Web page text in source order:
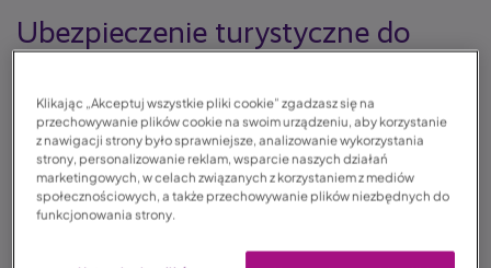
Ubezpieczenie turystyczne do
Położona w sercu Ameryki Południowej Boliwia nie
jest oczywistym celem turystycznym. Dla
wytrawnego podróżnika będzie jednak stanowić
prawdziwą gratkę, pozwalając odkryć zapierające
dech w piersiach krajobrazy i niezwykle bogatą, choć
Klikając „Akceptuj wszystkie pliki cookie” zgadzasz się na
przechowywanie plików cookie na swoim urządzeniu, aby korzystanie
z nawigacji strony było sprawniejsze, analizowanie wykorzystania
strony, personalizowanie reklam, wsparcie naszych działań
marketingowych, w celach związanych z korzystaniem z mediów
społecznościowych, a także przechowywanie plików niezbędnych do
funkcjonowania strony.